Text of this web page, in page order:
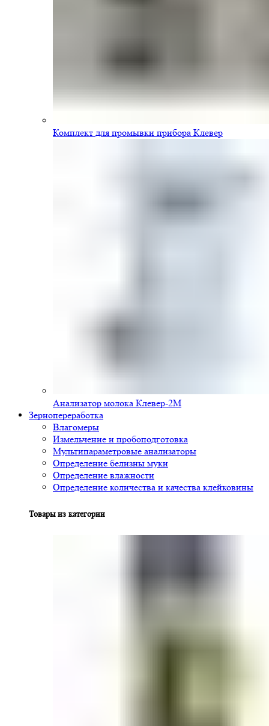
Комплект для промывки прибора Клевер
Анализатор молока Клевер-2М
Зернопереработка
Влагомеры
Измельчение и пробоподготовка
Мультипараметровые анализаторы
Определение белизны муки
Определение влажности
Определение количества и качества клейковины
Товары из категории